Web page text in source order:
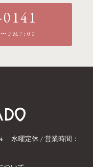
PM7:00
4
水曜定休 / 営業時間：